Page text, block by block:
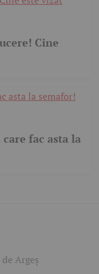
Cine
fac asta la
Argeș